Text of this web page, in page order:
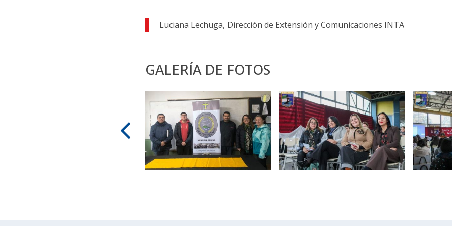
Luciana Lechuga, Dirección de Extensión y Comunicaciones INTA
GALERÍA DE FOTOS
Zoom Zoom Zoom